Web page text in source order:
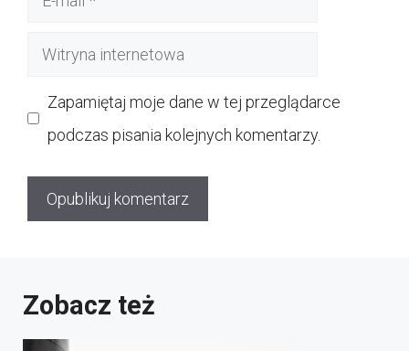
Witryna
Zapamiętaj moje dane w tej przeglądarce
podczas pisania kolejnych komentarzy.
Zobacz też